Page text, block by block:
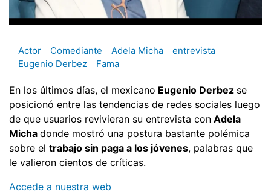
Actor Comediante Adela Micha
entrevista
Eugenio Derbez
Fama
En los últimos días, el mexicano Eugenio Derbez se
posicionó entre las tendencias de redes sociales luego
de que usuarios revivieran su entrevista con Adela
Micha donde mostró una postura bastante polémica
sobre el trabajo sin paga a los jóvenes, palabras que
le valieron cientos de críticas.
Accede a nuestra web